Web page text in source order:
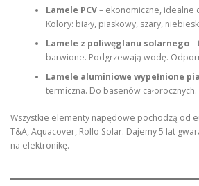
Lamele PCV– ekonomiczne, idealne
Kolory: biały, piaskowy, szary,
Lamele z poliwęglanu solarnego–
barwione. Podgrzewają wodę.
Lamele aluminiowe wypełnione
termiczna. Do basenów całorocznych.
Wszystkie elementy napędowe pochodzą od
T&A, Aquacover, Rollo Solar. Dajemy 5 lat
na elektronikę.